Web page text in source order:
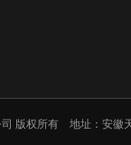
版权所有 地址：安